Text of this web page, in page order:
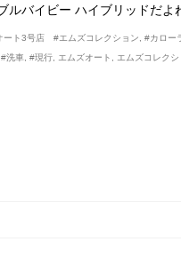
ルバイビー ハイブリッドだ
ート3号店 #エムズコレクション ,#カロー
,#洗車 ,#現行 エムズオート エムズコレクシ